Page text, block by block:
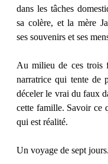
dans les tâches
sa colère, et la mère
ses souvenirs et ses
Au milieu de ces trois
narratrice qui tente de
déceler le vrai du faux
cette famille. Savoir ce
qui est réalité.
Un voyage de sept jours.